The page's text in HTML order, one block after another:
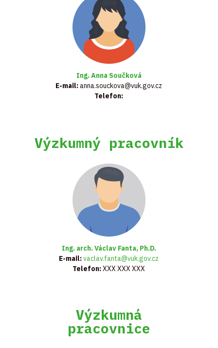
Ing. Anna Součková
E-mail:anna.souckova@vuk.gov.cz
Telefon:
Výzkumný pracovník
Ing. arch. Václav Fanta, Ph.D.
E-mail:vaclav.fanta@vuk.gov.cz
Telefon:XXX XXX XXX
Výzkumná
pracovnice